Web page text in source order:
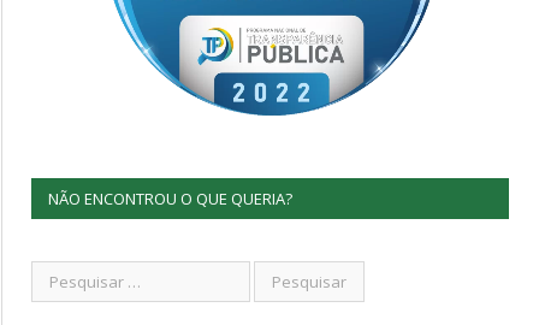
NÃO ENCONTROU O QUE QUERIA?